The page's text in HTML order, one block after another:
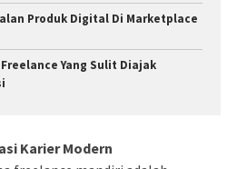
Produk Digital Di Marketplace
Yang Sulit Diajak
Karier Modern